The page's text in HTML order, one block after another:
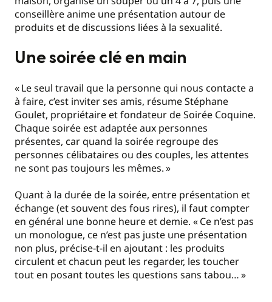
conseillère anime une présentation autour de
produits et de discussions liées à la sexualité.
Une soirée clé en main
«Le seul travail que la personne qui nous contacte a
à faire, c’est inviter ses amis, résume Stéphane
Goulet, propriétaire et fondateur de Soirée Coquine.
Chaque soirée est adaptée aux personnes
présentes, car quand la soirée regroupe des
personnes célibataires ou des couples, les attentes
ne sont pas toujours les mêmes.»
Quant à la durée de la soirée, entre présentation et
échange (et souvent des fous rires), il faut compter
en général une bonne heure et demie. «Ce n’est pas
un monologue, ce n’est pas juste une présentation
non plus, précise-t-il en ajoutant : les produits
circulent et chacun peut les regarder, les toucher
tout en posant toutes les questions sans tabou…»